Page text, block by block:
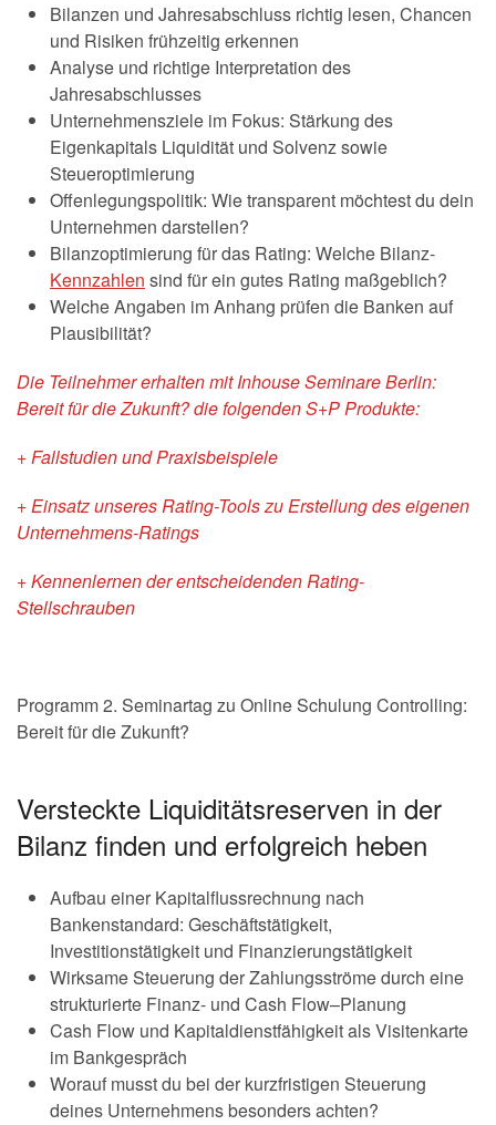
Bilanzen und Jahresabschluss richtig lesen, Chancen
und Risiken frühzeitig erkennen
Analyse und richtige Interpretation des
Jahresabschlusses
Unternehmensziele im Fokus: Stärkung des
Eigenkapitals Liquidität und Solvenz sowie
Steueroptimierung
Offenlegungspolitik: Wie transparent möchtest du dein
Unternehmen darstellen?
Bilanzoptimierung für das Rating: Welche Bilanz-
Kennzahlen sind für ein gutes Rating maßgeblich?
Welche Angaben im Anhang prüfen die Banken auf
Plausibilität?
Die Teilnehmer erhalten mit Inhouse Seminare Berlin:
Bereit für die Zukunft? die folgenden S+P Produkte:
+ Fallstudien und Praxisbeispiele
+ Einsatz unseres Rating-Tools zu Erstellung des eigenen
Unternehmens-Ratings
+ Kennenlernen der entscheidenden Rating-
Stellschrauben
Programm 2. Seminartag zu Online Schulung Controlling:
Bereit für die Zukunft?
Versteckte Liquiditätsreserven in der
Bilanz finden und erfolgreich heben
Aufbau einer Kapitalflussrechnung nach
Bankenstandard: Geschäftstätigkeit,
Investitionstätigkeit und Finanzierungstätigkeit
Wirksame Steuerung der Zahlungsströme durch eine
strukturierte Finanz- und Cash Flow–Planung
Cash Flow und Kapitaldienstfähigkeit als Visitenkarte
im Bankgespräch
Worauf musst du bei der kurzfristigen Steuerung
deines Unternehmens besonders achten?